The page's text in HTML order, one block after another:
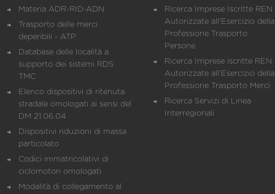
Materia ADR-RID-ADN
Trasporto delle merci
deperibili - ATP
Database delle località a
supporto dei sistemi RDS
TMC
Elenco dispositivi di ritenuta
stradale omologati ai sensi del
DM 21.06.04
Dispositivi riduzioni di massa
particolato
Codici immatricolativi di
ciclomotori omologati
Modalità di collegamento al
Ricerca Imprese Iscritte REN
Autorizzate all'Esercizio della
Professione Trasporto
Persone
Ricerca Imprese iscritte REN
Autorizzate all'Esercizio della
Professione Trasporto Merci
Ricerca Servizi di Linea
Interregionali